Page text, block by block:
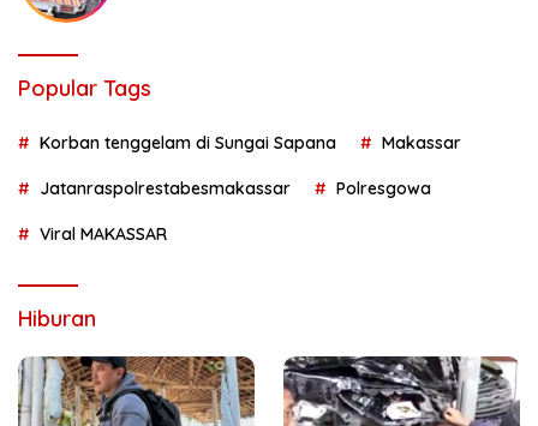
Popular Tags
Korban tenggelam di Sungai Sapana Makassar
Jatanraspolrestabesmakassar Polresgowa
Viral MAKASSAR
Hiburan